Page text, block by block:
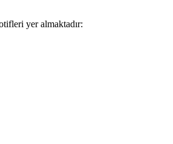
yer almaktadır: